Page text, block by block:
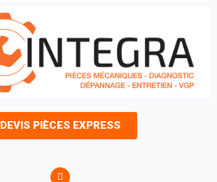
DEVIS PIÈCES EXPRESS